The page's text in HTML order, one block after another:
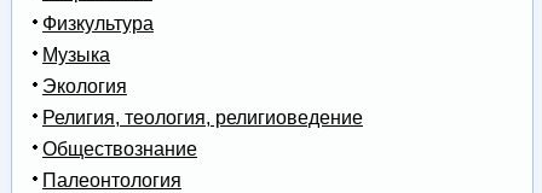
Физкультура
Музыка
Экология
Религия, теология, религиоведение
Обществознание
Палеонтология